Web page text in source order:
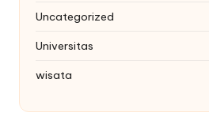
Uncategorized
Universitas
wisata